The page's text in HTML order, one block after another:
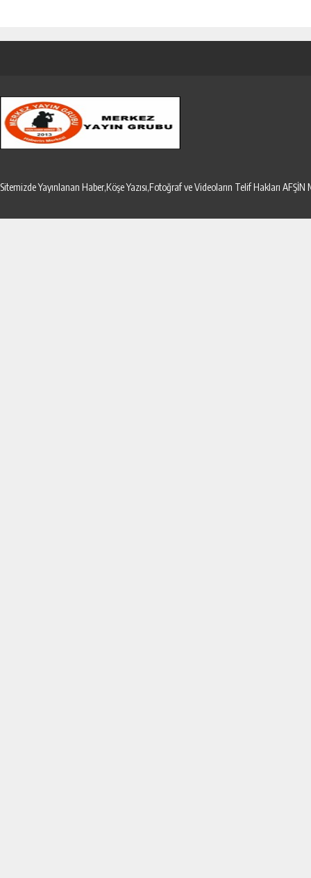
Sitemizde Yayınlanan Haber,Köşe Yazısı,Fotoğraf ve Videoların Telif Hakları